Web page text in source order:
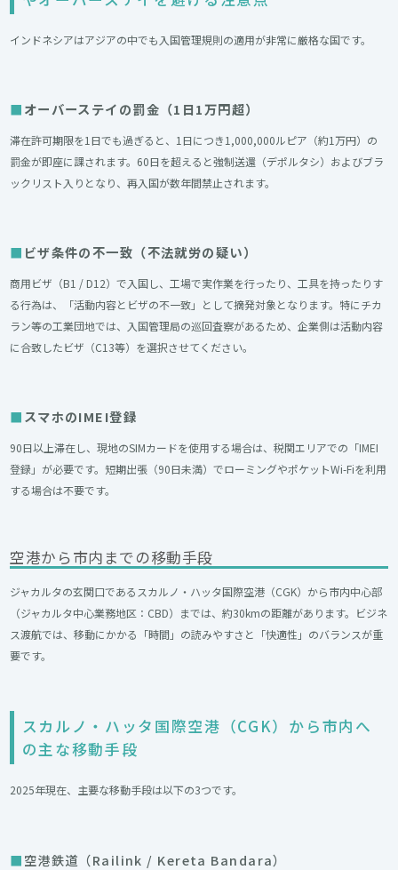
インドネシアはアジアの中でも入国管理規則の適用が非常に厳格な国です。
オーバーステイの罰金（1日1万円超）
滞在許可期限を1日でも過ぎると、1日につき1,000,000ルピア（約1万円）の
罰金が即座に課されます。60日を超えると強制送還（デポルタシ）およびブラ
ックリスト入りとなり、再入国が数年間禁止されます。
ビザ条件の不一致（不法就労の疑い）
商用ビザ（B1 / D12）で入国し、工場で実作業を行ったり、工具を持ったりす
る行為は、「活動内容とビザの不一致」として摘発対象となります。特にチカ
ラン等の工業団地では、入国管理局の巡回査察があるため、企業側は活動内容
に合致したビザ（C13等）を選択させてください。
スマホのIMEI登録
90日以上滞在し、現地のSIMカードを使用する場合は、税関エリアでの「IMEI
登録」が必要です。短期出張（90日未満）でローミングやポケットWi-Fiを利用
する場合は不要です。
空港から市内までの移動手段
ジャカルタの玄関口であるスカルノ・ハッタ国際空港（CGK）から市内中心部
（ジャカルタ中心業務地区：CBD）までは、約30kmの距離があります。ビジネ
ス渡航では、移動にかかる「時間」の読みやすさと「快適性」のバランスが重
要です。
スカルノ・ハッタ国際空港（CGK）から市内へ
の主な移動手段
2025年現在、主要な移動手段は以下の3つです。
空港鉄道（Railink / Kereta Bandara）